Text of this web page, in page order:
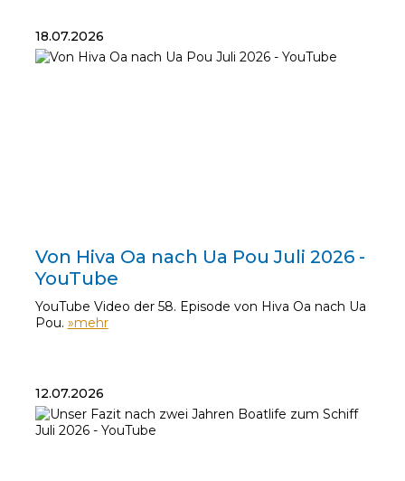
18.07.2026
Von Hiva Oa nach Ua Pou Juli 2026 -
YouTube
YouTube Video der 58. Episode von Hiva Oa nach Ua
Pou. »mehr
12.07.2026